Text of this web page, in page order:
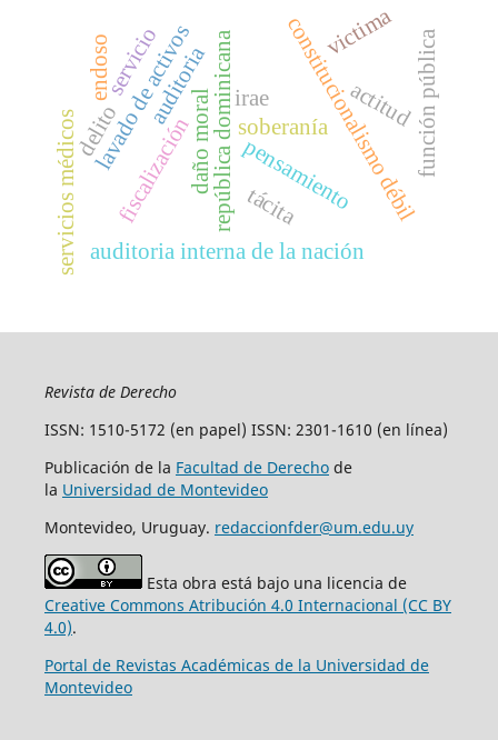
constitucionalismo débil
república dominicana
fiscalización
auditoria
auditoria interna de la nación
soberanía
pensamiento
actitud
lavado de activos
delito daño moral
servicios médicos
función pública
irae
tácita
servicio
endoso
victima
Revista de Derecho
ISSN: 1510-5172 (en papel) ISSN: 2301-1610 (en línea)
Publicación de la Facultad de Derechode
la Universidad de Montevideo
Montevideo, Uruguay. redaccionfder@um.edu.uy
Esta obra está bajo una licencia de
Creative Commons Atribución 4.0 Internacional (CC BY
4.0).
Portal de Revistas Académicas de la Universidad de
Montevideo